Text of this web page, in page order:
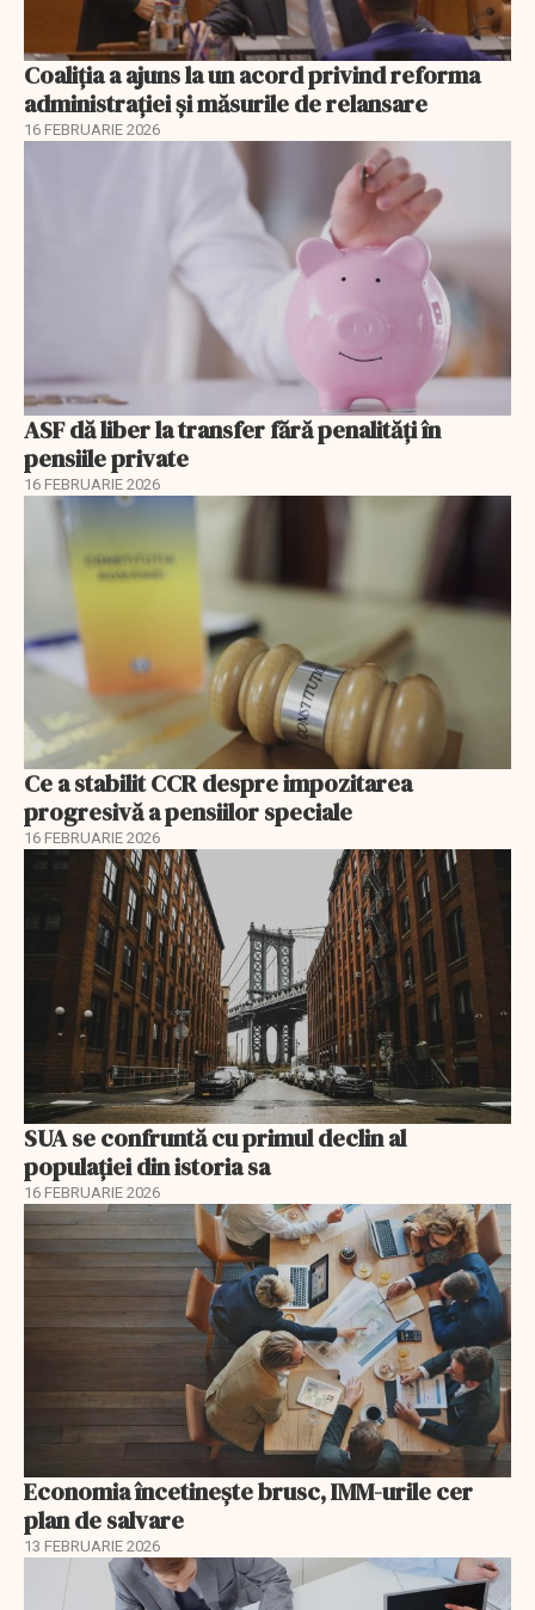
Coaliția a ajuns la un acord privind reforma
administrației și măsurile de relansare
16 FEBRUARIE 2026
ASF dă liber la transfer fără penalități în
pensiile private
16 FEBRUARIE 2026
Ce a stabilit CCR despre impozitarea
progresivă a pensiilor speciale
16 FEBRUARIE 2026
SUA se confruntă cu primul declin al
populației din istoria sa
16 FEBRUARIE 2026
Economia încetinește brusc, IMM-urile cer
plan de salvare
13 FEBRUARIE 2026